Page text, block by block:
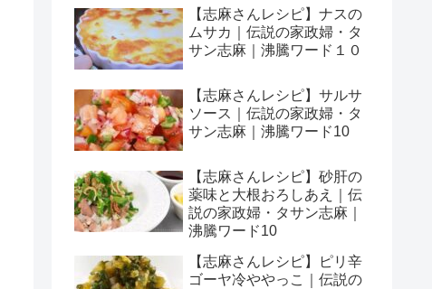
【志麻さんレシピ】ナスの
ムサカ｜伝説の家政婦・タ
サン志麻｜沸騰ワード１０
【志麻さんレシピ】サルサ
ソース｜伝説の家政婦・タ
サン志麻｜沸騰ワード10
【志麻さんレシピ】砂肝の
薬味と大根おろしあえ｜伝
説の家政婦・タサン志麻｜
沸騰ワード10
【志麻さんレシピ】ピリ辛
ゴーヤ冷ややっこ｜伝説の